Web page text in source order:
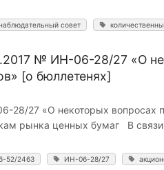
совет
№ ИН-06-28/27 «О
[о бюллетенях]
27 «О некоторых вопросах
рынка ценных бумаг В
52/2463 ИН-06-28/27